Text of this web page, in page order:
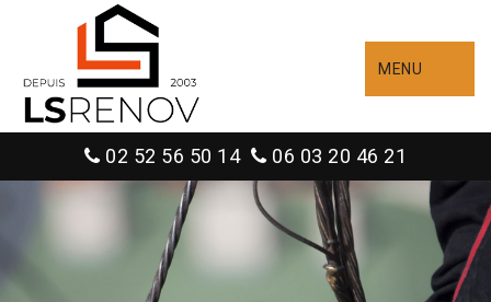
MENU
02 52 56 50 14 06 03 20 46 21